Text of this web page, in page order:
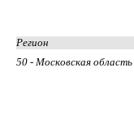
Регион
50 - Московская область